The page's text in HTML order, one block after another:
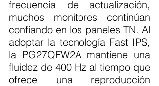
frecuencia de actualización,
muchos monitores continúan
confiando en los paneles TN. Al
adoptar la tecnología Fast IPS,
la PG27QFW2A mantiene una
fluidez de 400 Hz al tiempo que
ofrece una reproducción